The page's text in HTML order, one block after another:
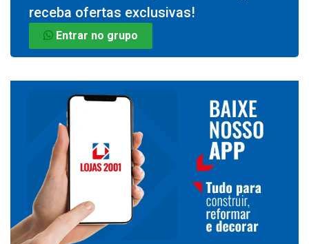
receba ofertas exclusivas!
Entrar no grupo